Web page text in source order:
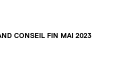
CONSEIL FIN MAI 2023